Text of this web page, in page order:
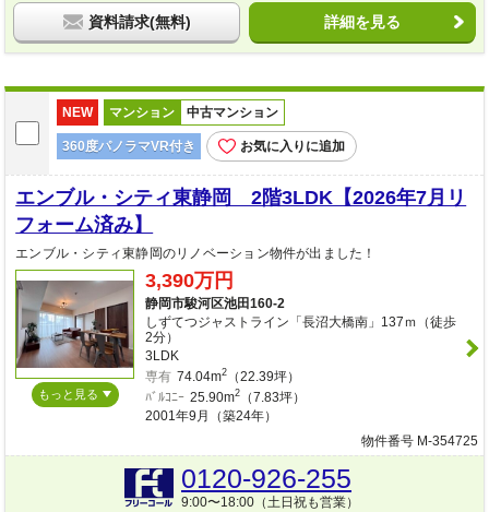
資料請求(無料) 詳細を見る
NEW マンション 中古マンション
360度パノラマVR付き お気に入りに追加
エンブル・シティ東静岡 2階3LDK【2026年7月リ
フォーム済み】
エンブル・シティ東静岡のリノベーション物件が出ました！
もっと見る
3,390万円
静岡市駿河区池田160-2
しずてつジャストライン「長沼大橋南」137ｍ（徒歩
2分）
3LDK
専有 74.04m2（22.39坪）
ﾊﾞﾙｺﾆｰ 25.90m2（7.83坪）
2001年9月（築24年）
物件番号 M-354725
0120-926-255
9:00〜18:00（土日祝も営業）